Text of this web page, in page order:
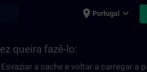
place Portugal expand_more
queira fazê-lo:
Esvaziar a cache e voltar a carregar a